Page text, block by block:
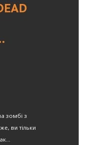
зомбі з
ви тільки